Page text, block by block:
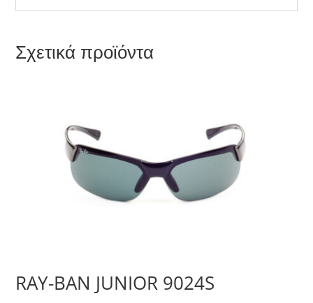
Σχετικά προϊόντα
RAY-BAN JUNIOR 9024S